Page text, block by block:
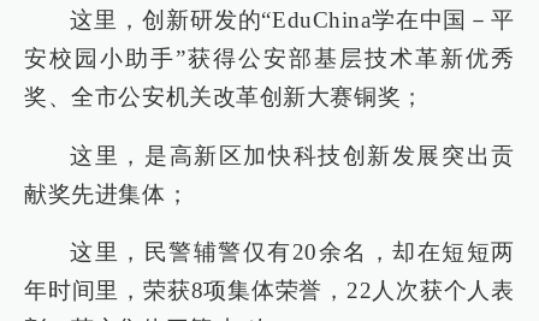
这里，创新研发的“EduChina学在中国－平
安校园小助手”获得公安部基层技术革新优秀
奖、全市公安机关改革创新大赛铜奖；
这里，是高新区加快科技创新发展突出贡
献奖先进集体；
这里，民警辅警仅有20余名，却在短短两
年时间里，荣获8项集体荣誉，22人次获个人表